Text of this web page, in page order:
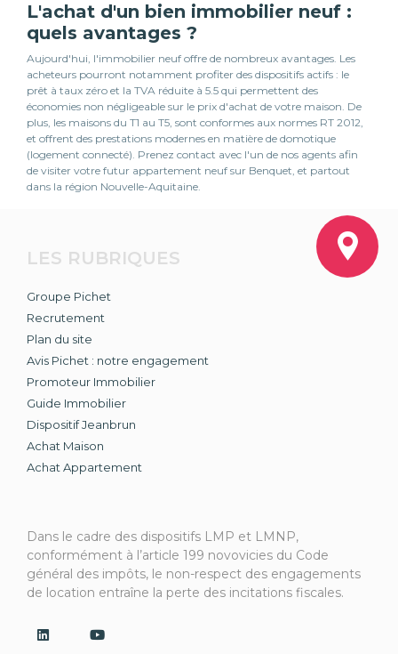
L'achat d'un bien immobilier neuf :
quels avantages ?
Aujourd'hui, l'immobilier neuf offre de nombreux avantages. Les
acheteurs pourront notamment profiter des dispositifs actifs : le
prêt à taux zéro et la TVA réduite à 5.5 qui permettent des
économies non négligeable sur le prix d'achat de votre maison. De
plus, les maisons du T1 au T5, sont conformes aux normes RT 2012,
et offrent des prestations modernes en matière de domotique
(logement connecté). Prenez contact avec l'un de nos agents afin
de visiter votre futur appartement neuf sur Benquet, et partout
dans la région Nouvelle-Aquitaine.
LES RUBRIQUES
Groupe Pichet
Recrutement
Plan du site
Avis Pichet : notre engagement
Promoteur Immobilier
Guide Immobilier
Dispositif Jeanbrun
Achat Maison
Achat Appartement
Dans le cadre des dispositifs LMP et LMNP,
conformément à l’article 199 novovicies du Code
général des impôts, le non-respect des engagements
de location entraîne la perte des incitations fiscales.